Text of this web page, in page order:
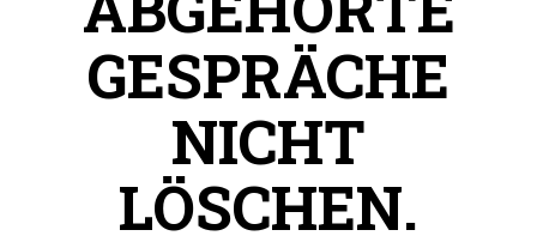
GESPRÄCHE
NICHT
LÖSCHEN.